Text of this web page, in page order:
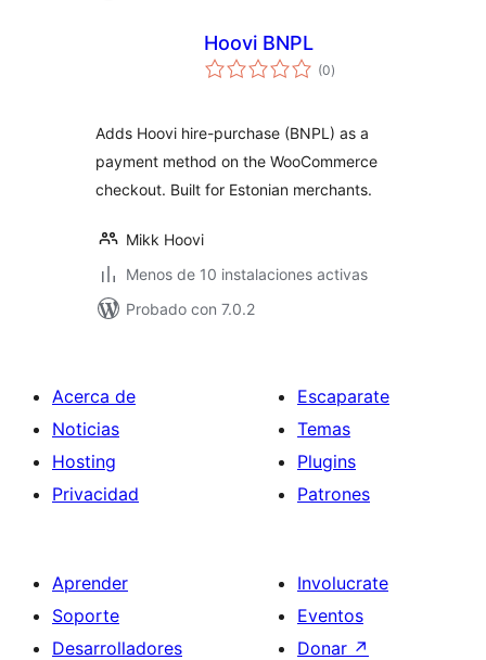
Hoovi BNPL
(0total
de
)
Adds Hoovi hire-purchase (BNPL) as a
payment method on the WooCommerce
checkout. Built for Estonian merchants.
Mikk Hoovi
Menos de 10 instalaciones activas
Probado con 7.0.2
Acerca de
Noticias
Hosting
Privacidad
Escaparate
Temas
Plugins
Patrones
Aprender
Soporte
Desarrolladores
Involucrate
Eventos
Donar ↗